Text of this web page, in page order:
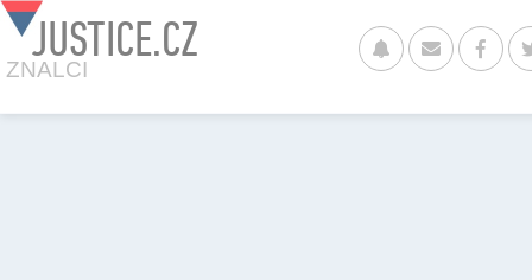
JUSTICE.CZ
ZNALCI